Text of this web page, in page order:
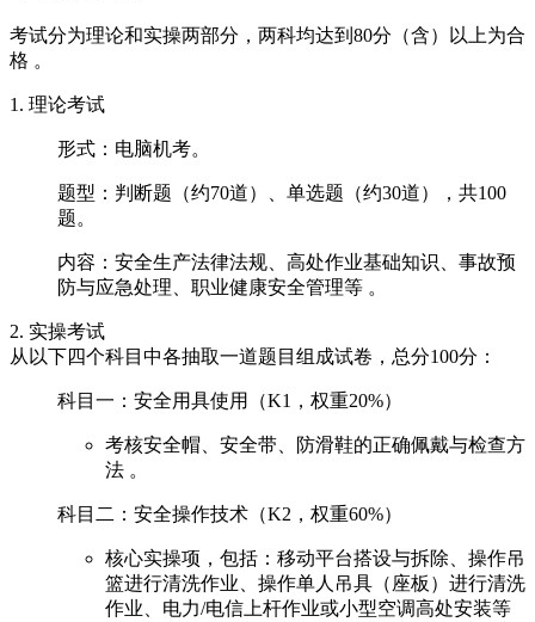
考试分为‌理论‌和‌实操‌两部分，两科均达到‌80分‌（含）以上为合
格 。
‌1. 理论考试‌
‌形式‌：电脑机考。
‌题型‌：判断题（约70道）、单选题（约30道），共100
题。
‌内容‌：安全生产法律法规、高处作业基础知识、事故预
防与应急处理、职业健康安全管理等 。‌‌
‌2. 实操考试‌
从以下四个科目中各抽取一道题目组成试卷，总分100分：
‌科目一：安全用具使用（K1，权重20%）‌
考核安全帽、安全带、防滑鞋的正确佩戴与检查方
法 。
‌科目二：安全操作技术（K2，权重60%）‌
核心实操项，包括：移动平台搭设与拆除、操作吊
篮进行清洗作业、操作单人吊具（座板）进行清洗
作业、电力/电信上杆作业或小型空调高处安装等